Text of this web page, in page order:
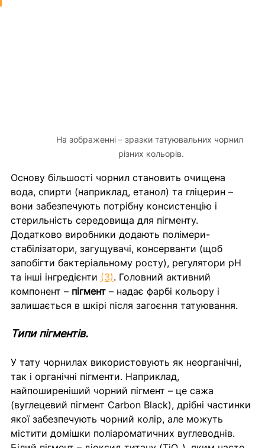
На зображенні – зразки татуювальних чорнил
різних кольорів.
Основу більшості чорнил становить очищена
вода, спирти (наприклад, етанол) та гліцерин –
вони забезпечують потрібну консистенцію і
стерильність середовища для пігменту.
Додатково виробники додають полімери-
стабілізатори, загущувачі, консерванти (щоб
запобігти бактеріальному росту), регулятори pH
та інші інгредієнти (3). Головний активний
компонент – пігмент – надає фарбі кольору і
залишається в шкірі після загоєння татуювання.
Типи пігментів.
У тату чорнилах використовують як неорганічні,
так і органічні пігменти. Наприклад,
найпоширеніший чорний пігмент – це сажа
(вуглецевий пігмент Carbon Black), дрібні частинки
якої забезпечують чорний колір, але можуть
містити домішки поліароматичних вуглеводнів.